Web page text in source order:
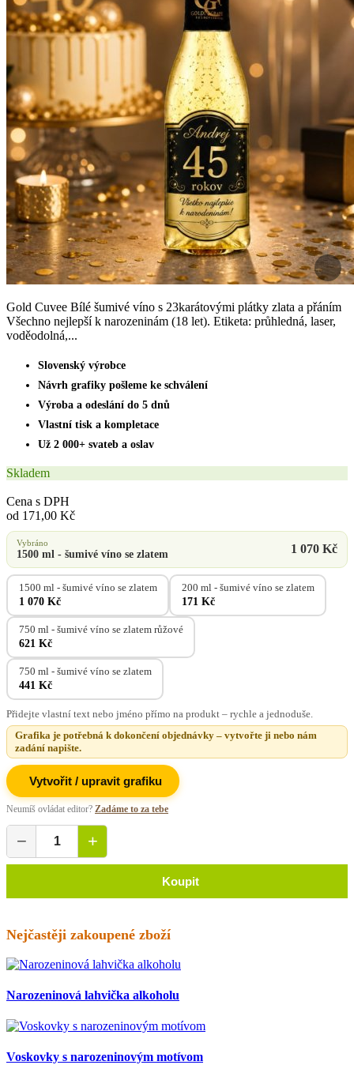
Gold Cuvee Bílé šumivé víno s 23karátovými plátky zlata a přáním
Všechno nejlepší k narozeninám (18 let). Etiketa: průhledná, laser,
voděodolná,...
Slovenský výrobce
Návrh grafiky pošleme ke schválení
Výroba a odeslání do 5 dnů
Vlastní tisk a kompletace
Už 2 000+ svateb a oslav
Skladem
Cena s DPH
od 171,00 Kč
Vybráno
1500 ml - šumivé víno se zlatem 1 070 Kč
1500 ml - šumivé víno se zlatem
1 070 Kč
200 ml - šumivé víno se zlatem
171 Kč
750 ml - šumivé víno se zlatem růžové
621 Kč
750 ml - šumivé víno se zlatem
441 Kč
Přidejte vlastní text nebo jméno přímo na produkt – rychle a jednoduše.
Grafika je potřebná k dokončení objednávky – vytvořte ji nebo nám
zadání napište.
Vytvořit / upravit grafiku
Neumíš ovládat editor? Zadáme to za tebe
− +
Koupit
Nejčastěji zakoupené zboží
Narozeninová lahvička alkoholu
Voskovky s narozeninovým motívom